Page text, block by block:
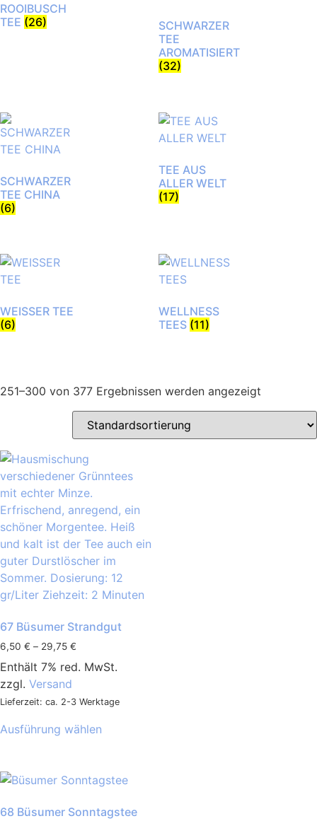
ROOIBUSCH
TEE (26)
SCHWARZER
TEE
AROMATISIERT
(32)
SCHWARZER
TEE CHINA
(6)
TEE AUS
ALLER WELT
(17)
WEISSER TEE
(6)
WELLNESS
TEES (11)
251–300 von 377 Ergebnissen werden angezeigt
67 Büsumer Strandgut
6,50 € – 29,75 €
Enthält 7% red. MwSt.
zzgl. Versand
Lieferzeit: ca. 2-3 Werktage
Ausführung wählen
68 Büsumer Sonntagstee